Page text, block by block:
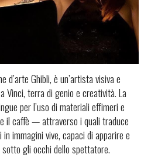
d’arte Ghibli, è un’artista visiva e
Vinci, terra di genio e creatività. La
per l’uso di materiali effimeri e
il caffè — attraverso i quali traduce
immagini vive, capaci di apparire e
gli occhi dello spettatore.